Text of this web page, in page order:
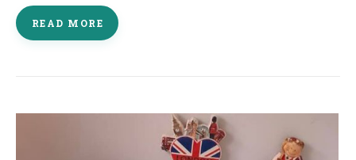
READ MORE